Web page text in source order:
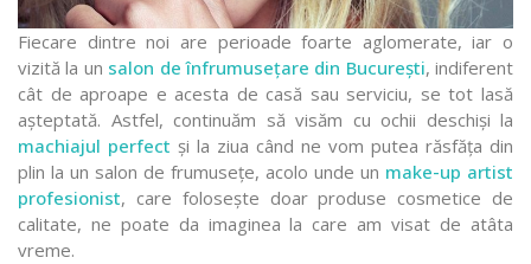
Fiecare dintre noi are perioade foarte aglomerate, iar o
vizită la un salon de înfrumusețare din București, indiferent
cât de aproape e acesta de casă sau serviciu, se tot lasă
așteptată. Astfel, continuăm să visăm cu ochii deschiși la
machiajul perfect și la ziua când ne vom putea răsfăța din
plin la un salon de frumusețe, acolo unde un make-up artist
profesionist, care folosește doar produse cosmetice de
calitate, ne poate da imaginea la care am visat de atâta
vreme.